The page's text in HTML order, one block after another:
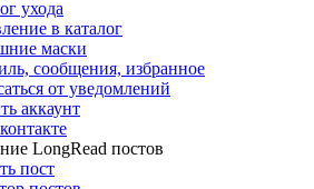
ухода
в каталог
маски
сообщения, избранное
от уведомлений
аккаунт
LongRead постов
пост